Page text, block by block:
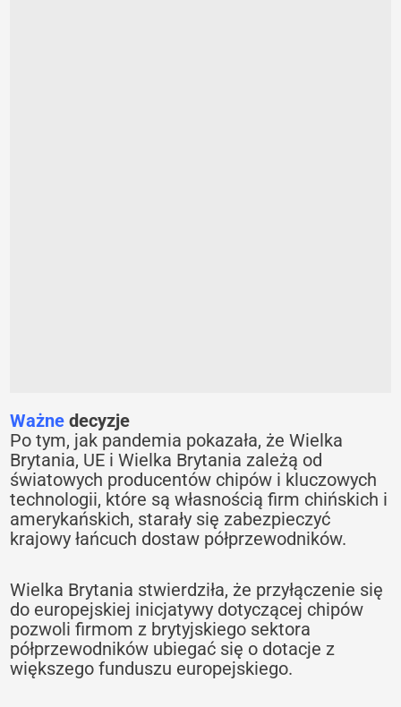
Ważne decyzje
Po tym, jak pandemia pokazała, że Wielka
Brytania, UE i Wielka Brytania zależą od
światowych producentów chipów i kluczowych
technologii, które są własnością firm chińskich i
amerykańskich, starały się zabezpieczyć
krajowy łańcuch dostaw półprzewodników.
Wielka Brytania stwierdziła, że przyłączenie się
do europejskiej inicjatywy dotyczącej chipów
pozwoli firmom z brytyjskiego sektora
półprzewodników ubiegać się o dotacje z
większego funduszu europejskiego.